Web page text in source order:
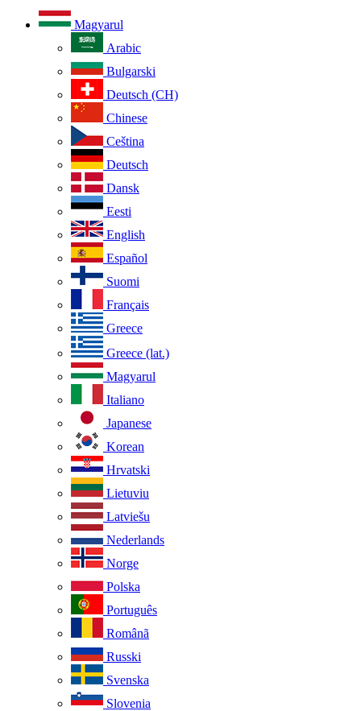
Magyarul
Arabic
Bulgarski
Deutsch (CH)
Chinese
Ceština
Deutsch
Dansk
Eesti
English
Español
Suomi
Français
Greece
Greece (lat.)
Magyarul
Italiano
Japanese
Korean
Hrvatski
Lietuviu
Latviešu
Nederlands
Norge
Polska
Português
Românã
Russki
Svenska
Slovenia